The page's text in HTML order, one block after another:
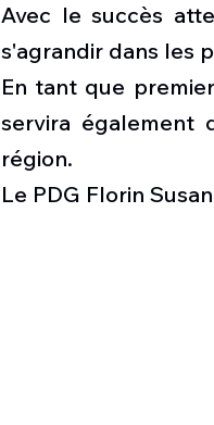
Avec le succès
s'agrandir dans les
En tant que
servira également
région.
Le PDG Florin